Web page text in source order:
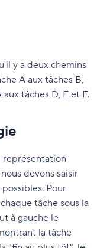
y a deux chemins
A aux tâches B,
tâches D, E et F.
représentation
devons saisir
Pour
tâche sous la
à gauche le
la tâche